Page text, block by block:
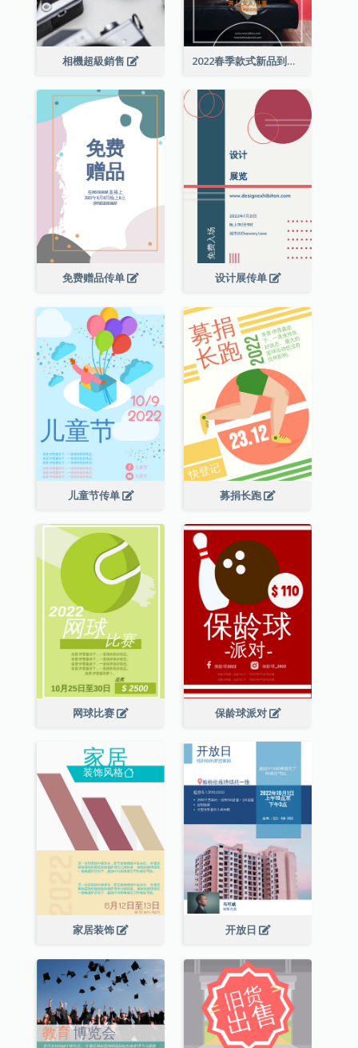
相機超級銷售 2022春季款式新品到店宣传单张
免费赠品传单 设计展传单
儿童节传单 募捐长跑
网球比赛 保龄球派对
家居装饰 开放日